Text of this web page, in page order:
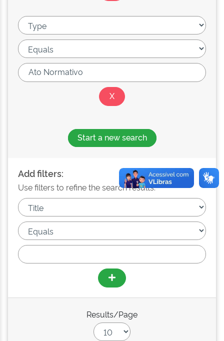
Start a new search
Add filters:
Use filters to refine the search results.
Results/Page